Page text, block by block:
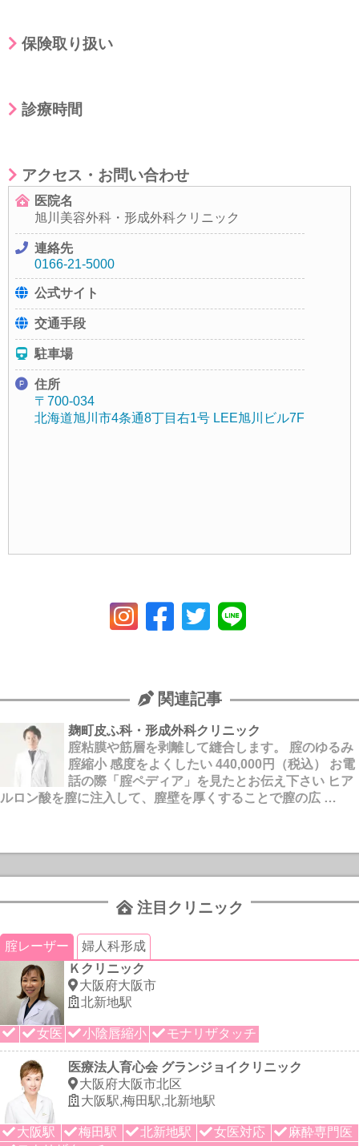
保険取り扱い
診療時間
アクセス・お問い合わせ
医院名
旭川美容外科・形成外科クリニック
連絡先
0166-21-5000
公式サイト
交通手段
駐車場
住所
〒700-034
北海道旭川市4条通8丁目右1号 LEE旭川ビル7F
関連記事
麹町皮ふ科・形成外科クリニック
腟粘膜や筋層を剥離して縫合します。 腟のゆるみ
腟縮小 感度をよくしたい 440,000円（税込） お電
話の際「腟ペディア」を見たとお伝え下さい ヒア
ルロン酸を膣に注入して、膣壁を厚くすることで膣の広 …
注目クリニック
腟レーザー
婦人科形成
Ｋクリニック
大阪府大阪市
北新地駅
女医 小陰唇縮小 モナリザタッチ
医療法人育心会 グランジョイクリニック
大阪府大阪市北区
大阪駅,梅田駅,北新地駅
大阪駅 梅田駅 北新地駅 女医対応
麻酔専門医